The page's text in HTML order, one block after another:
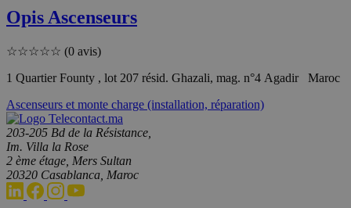
Opis Ascenseurs
☆☆☆☆☆ (0 avis)
1 Quartier Founty , lot 207 résid. Ghazali, mag. n°4 Agadir Maroc
Ascenseurs et monte charge (installation, réparation)
203-205 Bd de la Résistance,
Im. Villa la Rose
2 ème étage, Mers Sultan
20320 Casablanca, Maroc